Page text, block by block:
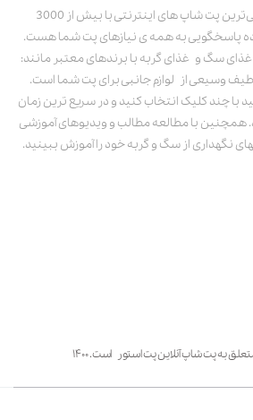
پت استور به عنوان یکی از قدیمی‌ترین پت شاپ های اینترنتی با بیش از 3000
پاسخگویی به همه ی نیازهای پت شما هست.
سگ و غذای گربه با برندهای معتبر مانند:
طیف وسیعی از لوازم جانبی برای پت شما است.
با چند کلیک انتخاب کنید و در سریع ترین زمان
با مطالعه مطالب و ویدیوهای آموزشی
نگهداری از سگ و گربه خود را آموزش ببینید.
به پت شاپ آنلاین پت استور است. ۱۴۰۰